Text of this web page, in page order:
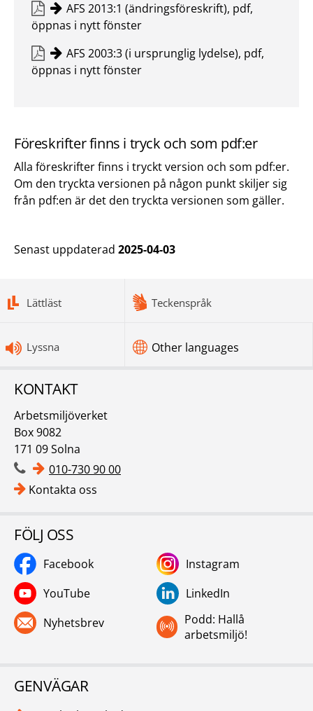
AFS 2013:1 (ändringsföreskrift), pdf,
öppnas i nytt fönster
AFS 2003:3 (i ursprunglig lydelse), pdf,
öppnas i nytt fönster
Föreskrifter finns i tryck och som pdf:er
Alla föreskrifter finns i tryckt version och som pdf:er.
Om den tryckta versionen på någon punkt skiljer sig
från pdf:en är det den tryckta versionen som gäller.
Senast uppdaterad 2025-04-03
Lättläst Teckenspråk
Lyssna Other languages
KONTAKT
Arbetsmiljöverket
Box 9082
171 09 Solna
010-730 90 00
Kontakta oss
FÖLJ OSS
Facebook
Instagram
YouTube
LinkedIn
Nyhetsbrev
Podd: Hallå
arbetsmiljö!
GENVÄGAR